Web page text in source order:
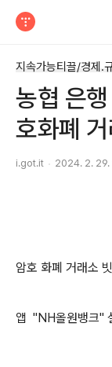
지속가능티끌/경제.
농협 은
호화폐
i.got.it 2024. 2. 29.
암호 화폐 거래소
앱 "NH올원뱅크"